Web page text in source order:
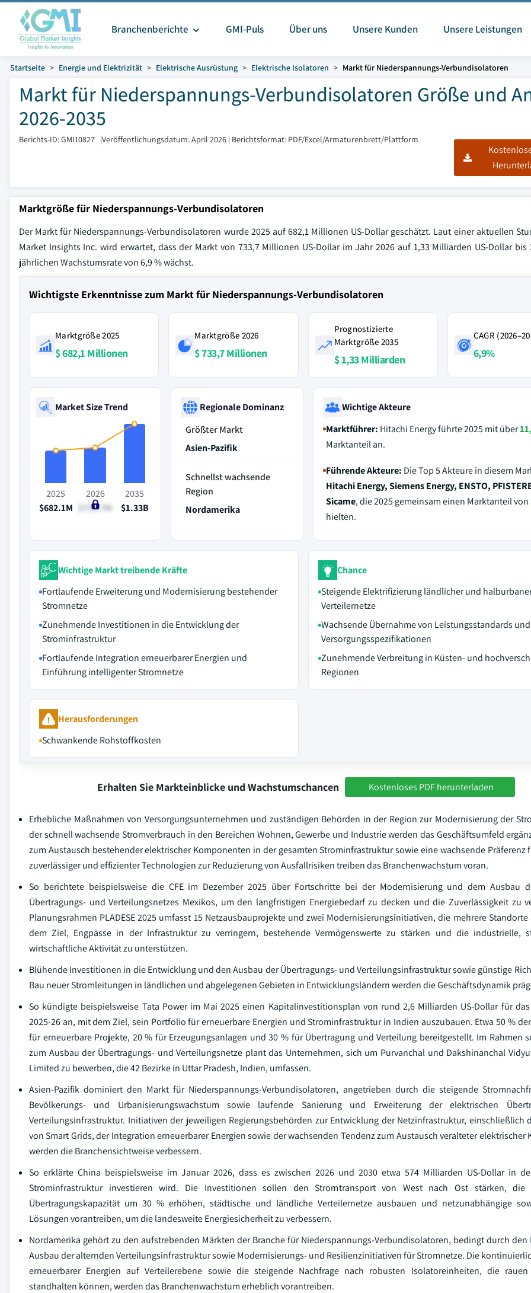
Branchenberichte GMI-Puls Über uns Unsere Kunden Unsere Leistungen
Startseite Energie und Elektrizität Elektrische Ausrüstung Elektrische Isolatoren Markt für Niederspannungs-Verbundisolatoren
Markt für Niederspannungs-Verbundisolatoren Größe und
2026-2035
Berichts-ID: GMI10827 |Veröffentlichungsdatum: April 2026 | Berichtsformat: PDF/Excel/Armaturenbrett/Plattform
Marktgröße für Niederspannungs-Verbundisolatoren
Der Markt für Niederspannungs-Verbundisolatoren wurde 2025 auf 682,1 Millionen US-Dollar geschätzt. Laut einer aktuellen
Market Insights Inc. wird erwartet, dass der Markt von 733,7 Millionen US-Dollar im Jahr 2026 auf 1,33 Milliarden US-Dollar bis
jährlichen Wachstumsrate von 6,9 % wächst.
Wichtigste Erkenntnisse zum Markt für Niederspannungs-Verbundisolatoren
Marktgröße 2025
$ 682,1 Millionen
Marktgröße 2026
$ 733,7 Millionen
Prognostizierte
Marktgröße 2035
$ 1,33 Milliarden
CAGR
6,9%
Market Size Trend
2025
$682.1M
2026
$733.7M
2035
$1.33B
Regionale Dominanz
Größter Markt
Asien-Pazifik
Schnellst wachsende
Region
Nordamerika
Wichtige Akteure
Marktführer: Hitachi Energy führte 2025 mit über
Marktanteil an.
Führende Akteure: Die Top 5 Akteure in diesem
Hitachi Energy, Siemens Energy, ENSTO,
Sicame, die 2025 gemeinsam einen Marktanteil von
hielten.
Wichtige Markt treibende Kräfte
Fortlaufende Erweiterung und Modernisierung bestehender
Stromnetze
Zunehmende Investitionen in die Entwicklung der
Strominfrastruktur
Fortlaufende Integration erneuerbarer Energien und
Einführung intelligenter Stromnetze
Chance
Steigende Elektrifizierung ländlicher und
Verteilernetze
Wachsende Übernahme von Leistungsstandards und
Versorgungsspezifikationen
Zunehmende Verbreitung in Küsten- und
Regionen
Herausforderungen
Schwankende Rohstoffkosten
Erhalten Sie Markteinblicke und Wachstumschancen Kostenloses PDF herunterladen
Erhebliche Maßnahmen von Versorgungsunternehmen und zuständigen Behörden in der Region zur Modernisierung der
der schnell wachsende Stromverbrauch in den Bereichen Wohnen, Gewerbe und Industrie werden das Geschäftsumfeld
zum Austausch bestehender elektrischer Komponenten in der gesamten Strominfrastruktur sowie eine wachsende Präferenz
zuverlässiger und effizienter Technologien zur Reduzierung von Ausfallrisiken treiben das Branchenwachstum voran.
So berichtete beispielsweise die CFE im Dezember 2025 über Fortschritte bei der Modernisierung und dem Ausbau
Übertragungs- und Verteilungsnetzes Mexikos, um den langfristigen Energiebedarf zu decken und die Zuverlässigkeit zu
Planungsrahmen PLADESE 2025 umfasst 15 Netzausbauprojekte und zwei Modernisierungsinitiativen, die mehrere
dem Ziel, Engpässe in der Infrastruktur zu verringern, bestehende Vermögenswerte zu stärken und die industrielle,
wirtschaftliche Aktivität zu unterstützen.
Blühende Investitionen in die Entwicklung und den Ausbau der Übertragungs- und Verteilungsinfrastruktur sowie günstige
Bau neuer Stromleitungen in ländlichen und abgelegenen Gebieten in Entwicklungsländern werden die Geschäftsdynamik
So kündigte beispielsweise Tata Power im Mai 2025 einen Kapitalinvestitionsplan von rund 2,6 Milliarden US-Dollar für
2025-26 an, mit dem Ziel, sein Portfolio für erneuerbare Energien und Strominfrastruktur in Indien auszubauen. Etwa 50 %
für erneuerbare Projekte, 20 % für Erzeugungsanlagen und 30 % für Übertragung und Verteilung bereitgestellt. Im Rahmen
zum Ausbau der Übertragungs- und Verteilungsnetze plant das Unternehmen, sich um Purvanchal und Dakshinanchal
Limited zu bewerben, die 42 Bezirke in Uttar Pradesh, Indien, umfassen.
Asien-Pazifik dominiert den Markt für Niederspannungs-Verbundisolatoren, angetrieben durch die steigende
Bevölkerungs- und Urbanisierungswachstum sowie laufende Sanierung und Erweiterung der elektrischen
Verteilungsinfrastruktur. Initiativen der jeweiligen Regierungsbehörden zur Entwicklung der Netzinfrastruktur, einschließlich
von Smart Grids, der Integration erneuerbarer Energien sowie der wachsenden Tendenz zum Austausch veralteter elektrischer
werden die Branchensichtweise verbessern.
So erklärte China beispielsweise im Januar 2026, dass es zwischen 2026 und 2030 etwa 574 Milliarden US-Dollar in
Strominfrastruktur investieren wird. Die Investitionen sollen den Stromtransport von West nach Ost stärken, die
Übertragungskapazität um 30 % erhöhen, städtische und ländliche Verteilernetze ausbauen und netzunabhängige
Lösungen vorantreiben, um die landesweite Energiesicherheit zu verbessern.
Nordamerika gehört zu den aufstrebenden Märkten der Branche für Niederspannungs-Verbundisolatoren, bedingt durch den
Ausbau der alternden Verteilungsinfrastruktur sowie Modernisierungs- und Resilienzinitiativen für Stromnetze. Die
erneuerbarer Energien auf Verteilerebene sowie die steigende Nachfrage nach robusten Isolatoreinheiten, die rauen
standhalten können, werden das Branchenwachstum erheblich vorantreiben.